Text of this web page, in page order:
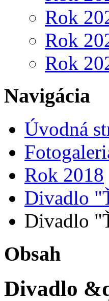
Rok
Rok
Rok
Navigácia
Úvodná
Rok 2018
Divadlo
Divadlo
Obsah
Divadlo